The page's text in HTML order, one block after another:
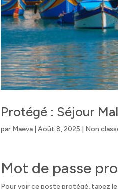
Protégé : Séjour
par Maeva |Août 8, 2025 Non
Mot de passe
Pour voir ce poste protégé, tapez